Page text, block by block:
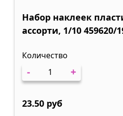
Набор наклеек
ассорти, 1/10 459620/
Количество
- +
23.50 руб